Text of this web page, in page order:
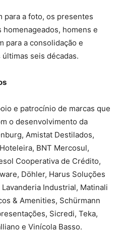
para a foto, os presentes
homens e
para a consolidação e
seis décadas.
e patrocínio de marcas que
o desenvolvimento da
Amistat Destilados,
BNT Mercosul,
Cooperativa de Crédito,
Döhler, Harus Soluções
Industrial, Matinali
& Amenities, Schürmann
Sicredi, Teka,
e Vinícola Basso.